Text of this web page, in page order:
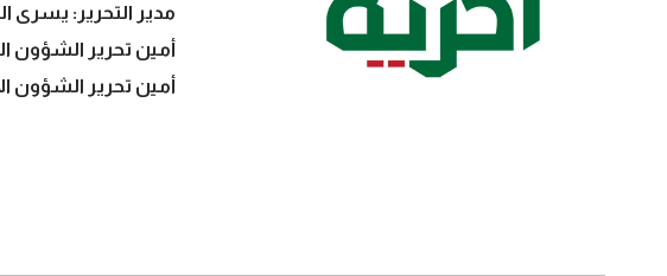
مدير التحرير: يسرى
أمين تحرير الشؤون
أمين تحرير الشؤون